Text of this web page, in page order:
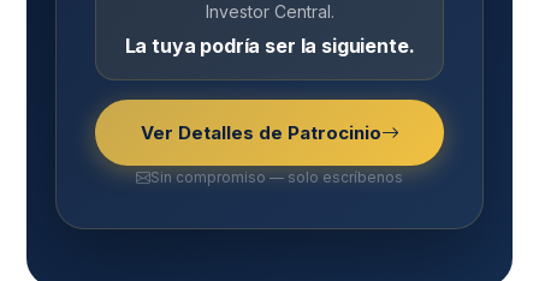
Investor Central.
La tuya podría ser la siguiente.
Ver Detalles de Patrocinio
Sin compromiso — solo escríbenos